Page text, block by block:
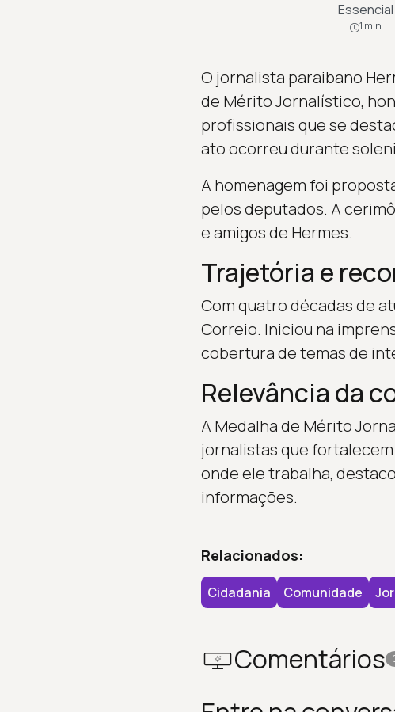
Essencial
1 min
O jornalista paraibano
de Mérito Jornalístico,
profissionais que se
ato ocorreu durante
A homenagem foi
pelos deputados. A
e amigos de Hermes.
Trajetória e
Com quatro décadas de
Correio. Iniciou na
cobertura de temas de
Relevância da
A Medalha de Mérito
jornalistas que
onde ele trabalha,
informações.
Relacionados:
Cidadania Comunidade
Comentários